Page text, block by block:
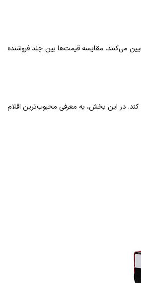
می‌کنند. مقایسه قیمت‌ها بین چند فروشنده
کند. در این بخش، به معرفی محبوب‌ترین اقلام